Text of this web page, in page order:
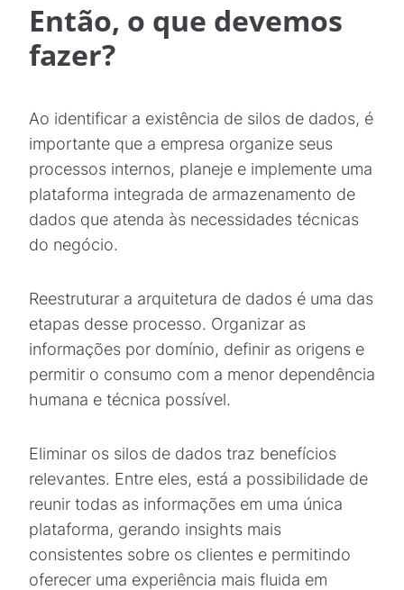
Então, o que devemos
fazer?
Ao identificar a existência de silos de dados, é
importante que a empresa organize seus
processos internos, planeje e implemente uma
plataforma integrada de armazenamento de
dados que atenda às necessidades técnicas
do negócio.
Reestruturar a arquitetura de dados é uma das
etapas desse processo. Organizar as
informações por domínio, definir as origens e
permitir o consumo com a menor dependência
humana e técnica possível.
Eliminar os silos de dados traz benefícios
relevantes. Entre eles, está a possibilidade de
reunir todas as informações em uma única
plataforma, gerando insights mais
consistentes sobre os clientes e permitindo
oferecer uma experiência mais fluida em